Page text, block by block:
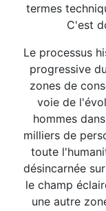
termes
C'est
Le processus
progressive
zones de
voie de
hommes
milliers de
toute
désincarnée
le champ
une autre